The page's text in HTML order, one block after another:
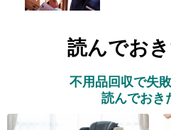
読んでお
不用品回収で失
読んでおき